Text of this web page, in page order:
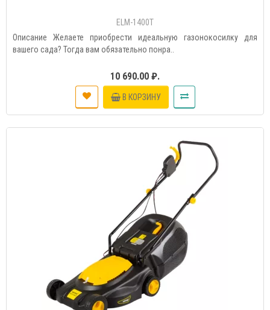
ELM-1400T
Описание Желаете приобрести идеальную газонокосилку для
вашего сада? Тогда вам обязательно понра..
10 690.00 ₽.
В КОРЗИНУ